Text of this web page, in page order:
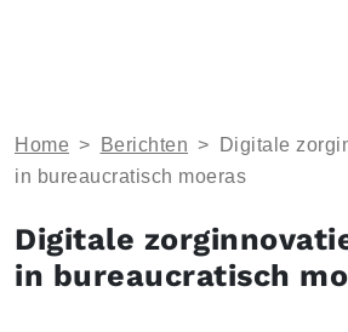
Home > Berichten >
Digitale
in bureaucratisch moeras
Digitale
in bureaucratisch